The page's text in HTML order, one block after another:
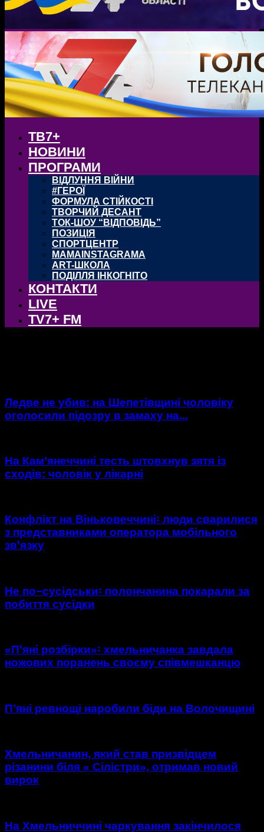
ТВ7+
НОВИНИ
ПРОГРАМИ
ВІДЛУННЯ ВІЙНИ
#ГЕРОЇ
ФОРМУЛА СТІЙКОСТІ
ТВОРЧИЙ ДЕСАНТ
ТОК-ШОУ “ВІДПОВІДЬ”
ПОЗИЦІЯ
СПОРТЦЕНТР
MAMAINSTAGRAMA
ART-ШКОЛА
ПОДІЛЛЯ ІНКОГНІТО
КОНТАКТИ
LIVE
TV7+ FM
Ледве не убив: на Шепетівщині чоловіку
оголосили підозру в замаху на...
На Кам’янеччині тесть штовхнув зятя із
сходів: чоловік у лікарні
Конфлікт на Віньковеччині꞉ люди сварилися
з представниками оператора мобільного
звꞌязку
Не по−сусідськи꞉ полончанина покарали за
побиття сусідки
«Пꞌяні розбірки»꞉ хмельничанка завдала
ножових поранень своєму співмешканцю
П’яні ревнощі наробили біди на Волочищині
Хмельничанин, який став призвідцем
різанини біля « Сілістри», отримав новий
вирок
На Хмельниччині чаркування закінчилося